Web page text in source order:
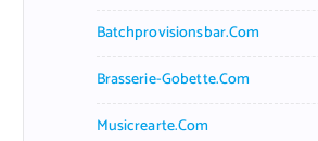
Batchprovisionsbar.com
Brasserie-Gobette.com
Musicrearte.com